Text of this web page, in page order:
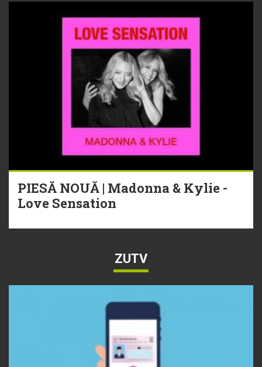
PIESĂ NOUĂ | Madonna & Kylie -
Love Sensation
ZUTV